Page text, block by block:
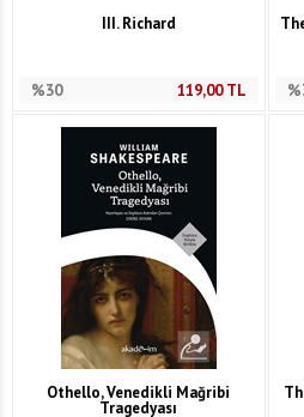
III. Richard
%30 119,00TL
Othello, Venedikli Mağribi
Tragedyası